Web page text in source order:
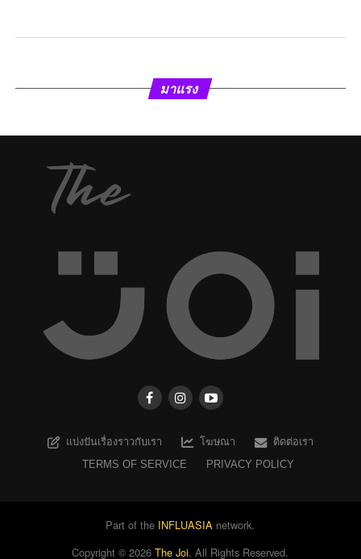
มาแรง
แบ่งปันเรื่องราวกับเรา โฆษณา
ติดต่อเรา
TERMS OF SERVICE
PRIVACY POLICY
Part of the INFLUASIA network.
Copyright ©2026 The Joi. All Rights Reserved.